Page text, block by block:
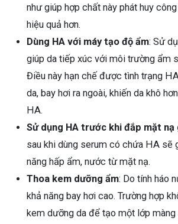
như giúp hợp chất này phát huy
hiệu quả hơn.
Dùng HA với máy tạo độ ẩm: Sử
giúp da tiếp xúc với môi trường ẩm
Điều này hạn chế được tình trạng
da, bay hơi ra ngoài, khiến da khô
HA.
Sử dụng HA trước khi đắp mặt nạ
sau khi dùng serum có chứa HA sẽ
năng hấp ẩm, nước từ mặt nạ.
Thoa kem dưỡng ẩm: Do tính háo
khả năng bay hơi cao. Trường hợp
kem dưỡng da để tạo một lớp màng